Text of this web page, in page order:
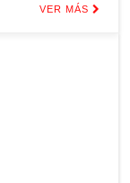
VER MÁS